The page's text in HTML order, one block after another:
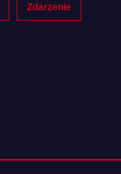
Zdarzenie